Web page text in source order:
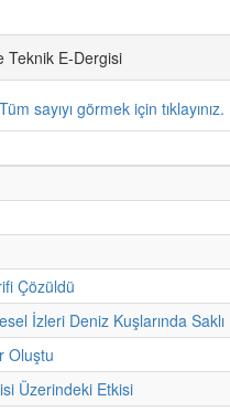
Teknik E-Dergisi
Tüm sayıyı görmek için tıklayınız.
Çözüldü
İzleri Deniz Kuşlarında Saklı
Oluştu
Üzerindeki Etkisi